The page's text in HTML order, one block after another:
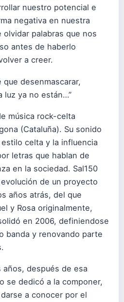
nuestro potencial e
negativa en nuestra
olvidar palabras que nos
antes de haberlo
a creer.
que desenmascarar,
luz ya no están…”
música rock-celta
(Cataluña). Su sonido
celta y la influencia
letras que hablan de
en la sociedad. Sal150
de un proyecto
años atrás, del que
y Rosa originalmente,
en 2006, definiendose
banda y renovando parte
después de esa
se dedicó a la componer,
a conocer por el